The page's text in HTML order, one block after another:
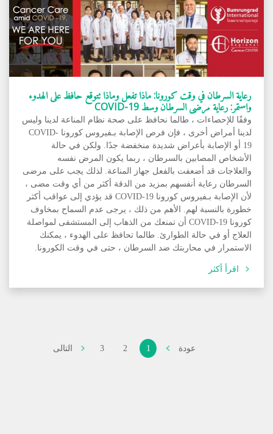
رعاية السرطان في وقت كورونا: ماذا تفعل وماذا تتوقع حافظ على الهدوء
واستمر: رعاية مرضى السرطان وسط COVID-19
وفقًا للإحصاءات ، طالما نحافظ على صحة نظام المناعة لدينا وليس
لدينا أمراض أخرى ، فإن فرص الإصابة بـفيروس كورونا COVID-
19 أو الإصابة بأعراض شديدة منخفضة جدًا. ولكن في حالة
الأشخاص المصابين بالسرطان ، ربما يكون المرض نفسه
والعلاجات قد أضعفت بالفعل جهاز المناعة. لذلك يجب على مرضى
السرطان رعاية أنفسهم بمزيد من الدقة أكثر من أي وقت مضى ،
لأن الإصابة بـفيروس كورونا COVID-19 قد يؤدي إلى عواقب أكثر
خطورة بالنسبة لهم. الأهم من ذلك ، يرجى عدم السماح بمخاوف
كورونا COVID-19 أن تمنعك من الذهاب إلى المستشفى لمواصلة
العلاج أو في حالة الطوارئ. طالما تحافظ على الهدوء ، يمكنك
الاستمرار في محاربتك ضد السرطان ، حتى في وقت الكورونا.
اقرأ أكثر
عودة 1
2
3 التالى